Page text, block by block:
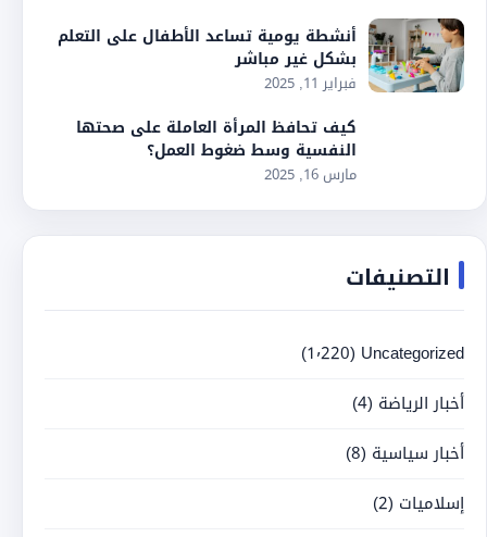
أنشطة يومية تساعد الأطفال على التعلم
بشكل غير مباشر
فبراير 11, 2025
كيف تحافظ المرأة العاملة على صحتها
النفسية وسط ضغوط العمل؟
مارس 16, 2025
التصنيفات
Uncategorized (1٬220)
أخبار الرياضة (4)
أخبار سياسية (8)
إسلاميات (2)